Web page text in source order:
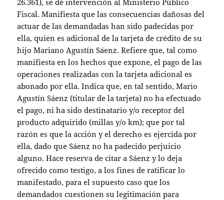
26.361), se dé intervención al Ministerio Público
Fiscal. Manifiesta que las consecuencias dañosas del
actuar de las demandadas han sido padecidas por
ella, quien es adicional de la tarjeta de crédito de su
hijo Mariano Agustín Sáenz. Refiere que, tal como
manifiesta en los hechos que expone, el pago de las
operaciones realizadas con la tarjeta adicional es
abonado por ella. Indica que, en tal sentido, Mario
Agustín Sáenz (titular de la tarjeta) no ha efectuado
el pago, ni ha sido destinatario y/o receptor del
producto adquirido (millas y/o km); que por tal
razón es que la acción y el derecho es ejercida por
ella, dado que Sáenz no ha padecido perjuicio
alguno. Hace reserva de citar a Sáenz y lo deja
ofrecido como testigo, a los fines de ratificar lo
manifestado, para el supuesto caso que los
demandados cuestionen su legitimación para